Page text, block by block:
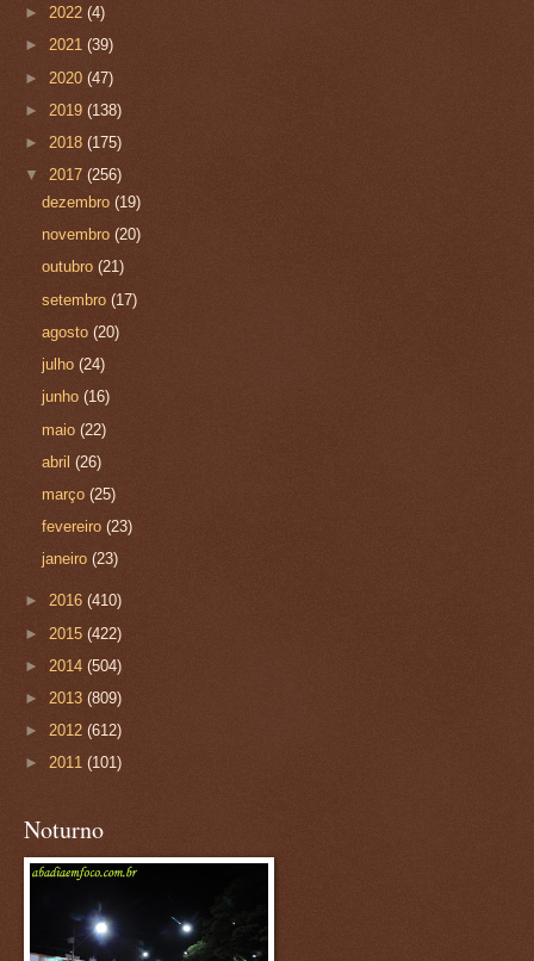
► 2022 (4)
► 2021 (39)
► 2020 (47)
► 2019 (138)
► 2018 (175)
▼ 2017 (256)
dezembro(19)
novembro(20)
outubro(21)
setembro(17)
agosto(20)
julho(24)
junho(16)
maio(22)
abril(26)
março(25)
fevereiro(23)
janeiro(23)
► 2016 (410)
► 2015 (422)
► 2014 (504)
► 2013 (809)
► 2012 (612)
► 2011 (101)
Noturno